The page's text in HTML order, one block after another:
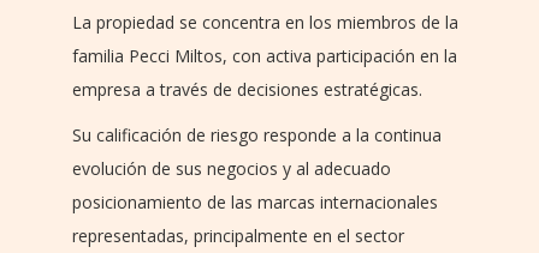
La propiedad se concentra en los miembros de la
familia Pecci Miltos, con activa participación en la
empresa a través de decisiones estratégicas.
Su calificación de riesgo responde a la continua
evolución de sus negocios y al adecuado
posicionamiento de las marcas internacionales
representadas, principalmente en el sector